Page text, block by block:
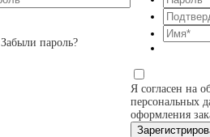
Забыли пароль?
Я согласен на
персональных
оформления